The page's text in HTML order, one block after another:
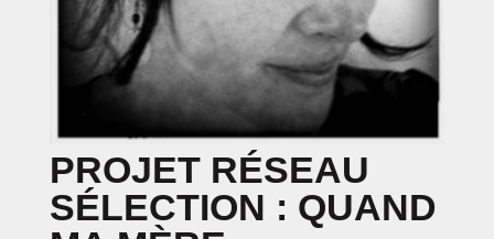
PROJET RÉSEAU
SÉLECTION : QUAND